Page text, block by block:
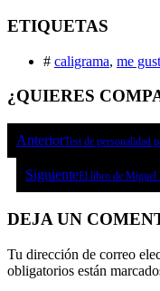
ETIQUETAS
# caligrama, me
¿QUIERES
AnteriorTest de personalidad
SiguienteEl libro de Miguel
DEJA UN
Tu dirección de correo
obligatorios están